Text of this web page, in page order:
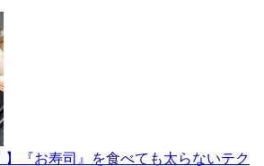
】『お寿司』を食べても太らないテク